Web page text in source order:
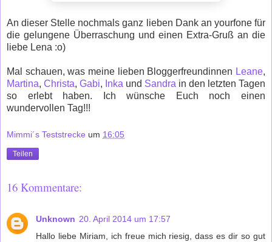
An dieser Stelle nochmals ganz lieben Dank an yourfone für
die gelungene Überraschung und einen Extra-Gruß an die
liebe Lena :o)
Mal schauen, was meine lieben Bloggerfreundinnen Leane,
Martina, Christa, Gabi, Inka und Sandra in den letzten Tagen
so erlebt haben. Ich wünsche Euch noch einen
wundervollen Tag!!!
Mimmi´s Teststrecke um 16:05
Teilen
16 Kommentare:
Unknown 20. April 2014 um 17:57
Hallo liebe Miriam, ich freue mich riesig, dass es dir so gut